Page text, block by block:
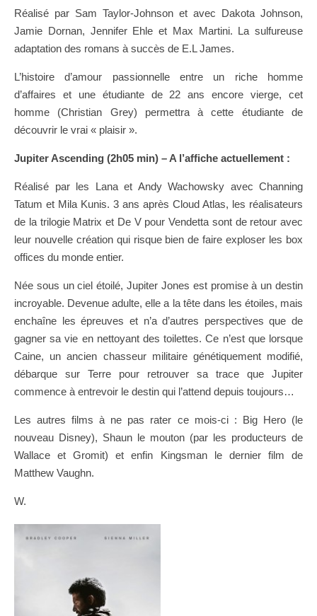
Réalisé par Sam Taylor-Johnson et avec Dakota Johnson,
Jamie Dornan, Jennifer Ehle et Max Martini. La sulfureuse
adaptation des romans à succès de E.L James.
L’histoire d’amour passionnelle entre un riche homme
d’affaires et une étudiante de 22 ans encore vierge, cet
homme (Christian Grey) permettra à cette étudiante de
découvrir le vrai « plaisir ».
Jupiter Ascending (2h05 min) – A l’affiche actuellement :
Réalisé par les Lana et Andy Wachowsky avec Channing
Tatum et Mila Kunis. 3 ans après Cloud Atlas, les réalisateurs
de la trilogie Matrix et De V pour Vendetta sont de retour avec
leur nouvelle création qui risque bien de faire exploser les box
offices du monde entier.
Née sous un ciel étoilé, Jupiter Jones est promise à un destin
incroyable. Devenue adulte, elle a la tête dans les étoiles, mais
enchaîne les épreuves et n’a d’autres perspectives que de
gagner sa vie en nettoyant des toilettes. Ce n’est que lorsque
Caine, un ancien chasseur militaire génétiquement modifié,
débarque sur Terre pour retrouver sa trace que Jupiter
commence à entrevoir le destin qui l’attend depuis toujours…
Les autres films à ne pas rater ce mois-ci : Big Hero (le
nouveau Disney), Shaun le mouton (par les producteurs de
Wallace et Gromit) et enfin Kingsman le dernier film de
Matthew Vaughn.
W.